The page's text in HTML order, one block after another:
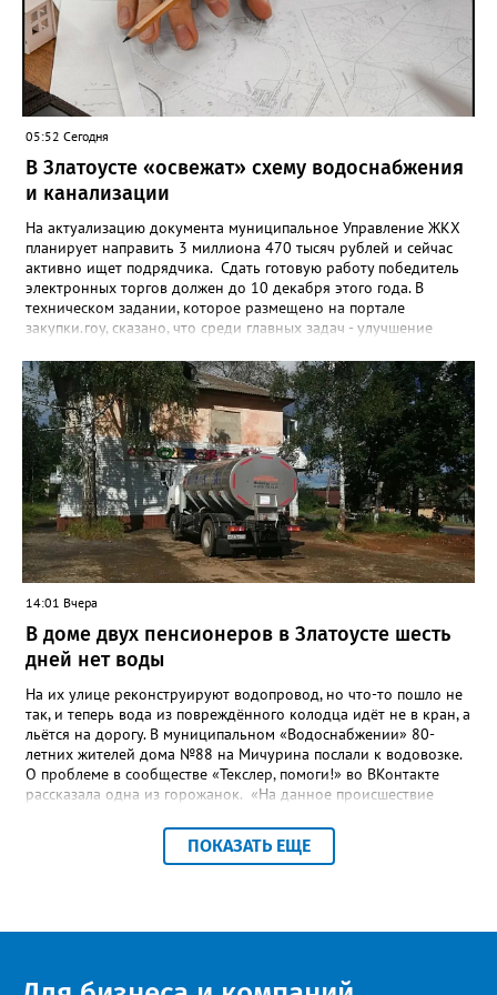
а больше половины имеют долговые обязательства сейчас.
05:52 Сегодня
В Златоусте «освежат» схему водоснабжения
и канализации
На актуализацию документа муниципальное Управление ЖКХ
планирует направить 3 миллиона 470 тысяч рублей и сейчас
активно ищет подрядчика. Сдать готовую работу победитель
электронных торгов должен до 10 декабря этого года. В
техническом задании, которое размещено на портале
закупки.гоу, сказано, что среди главных задач - улучшение
повышение энергоэффективности систем. Кроме электронных
схем, исполнителю нужно разработать предложения по
строительству и реконструкции водоснабжения и канализации,
оценив размер вложений, а также представить перечень
бесхозных объектов и возможные сценарии развития этой
сферы городского хозяйства. В июне 2025 года
«Златоуст.инфо» сообщал о подобных торгах. Тогда цена
вопроса была почти в три раза выше - 9 миллионов 13 тысяч
486 рублей, а в списке работ была разработка электронной
системы ливнёвок.
14:01 Вчера
В доме двух пенсионеров в Златоусте шесть
дней нет воды
На их улице реконструируют водопровод, но что-то пошло не
так, и теперь вода из повреждённого колодца идёт не в кран, а
льётся на дорогу. В муниципальном «Водоснабжении» 80-
летних жителей дома №88 на Мичурина послали к водовозке.
О проблеме в сообществе «Текслер, помоги!» во ВКонтакте
рассказала одна из горожанок. «На данное происшествие
гл.инженера Шепелева А.Н. из обслуживающей организации
МУП ЗГО "Златоустовское Водоснабжение" ул. Островского, 7,
пунктуация авторские). Под обращением есть комментарий
ПОКАЗАТЬ ЕЩЕ